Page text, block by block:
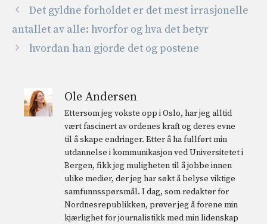
Det gyldne forholdet er det mest irrasjonelle
antallet av alle: hvorfor og hva det betyr
hvordan han gjorde det og postene
Ole Andersen
Ettersom jeg vokste opp i Oslo, har jeg alltid
vært fascinert av ordenes kraft og deres evne
til å skape endringer. Etter å ha fullført min
utdannelse i kommunikasjon ved Universitetet i
Bergen, fikk jeg muligheten til å jobbe innen
ulike medier, der jeg har søkt å belyse viktige
samfunnsspørsmål. I dag, som redaktør for
Nordnesrepublikken, prøver jeg å forene min
kjærlighet for journalistikk med min lidenskap